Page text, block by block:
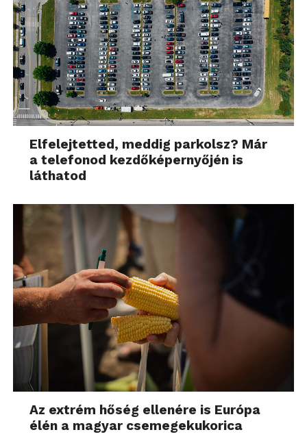
kamerával töltés közben is tudunk videózni, mert
kilátszanak a csatlakozók. Kormányra rögzíthető
bilincset is kapunk, ezzel egészen vastag rudakra is
rácsavarozható a kamera. Vannak sisakadapterek,
ruhára csíptethető klipsz, számos szorítószalag,
különböző szögű adapterek és ami a lényeg, ezekkel
mindenhová fel tudjuk rögzíteni a kamerát.
Kiknek és minek ajánlanám ezt a kamerát?
Mindenkinek, akit csak az ár tartott vissza a
vásárlástól. Aztán ajánlanám azoknak is, akiknek már
van kamerájuk (nekem is van) másodkamerának, bár
a sok adapter miatt hamarosan elsődleges kamera
lesz belőle úgyis… Ajánlom azoknak, akik családi
nyaralásokon eddig csak biztonságos távolságból
mertek fényképezni és videózni vízparton, egy
Elfelejtetted, meddig parkolsz? Már
a telefonod kezdőképernyőjén is
láthatod
Az extrém hőség ellenére is Európa
élén a magyar csemegekukorica